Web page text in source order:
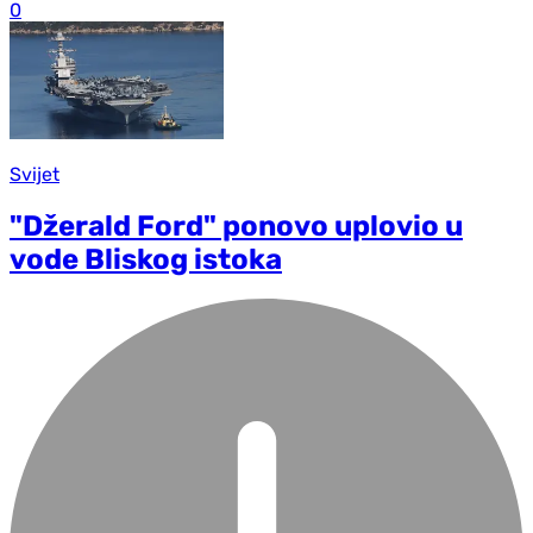
0
Svijet
"Džerald Ford" ponovo uplovio u
vode Bliskog istoka